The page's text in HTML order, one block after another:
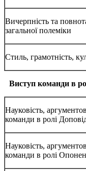
Вичерпність та
загальної полеміки
Стиль, грамотність,
Виступ команди в
Науковість,
команди в ролі
Науковість,
команди в ролі